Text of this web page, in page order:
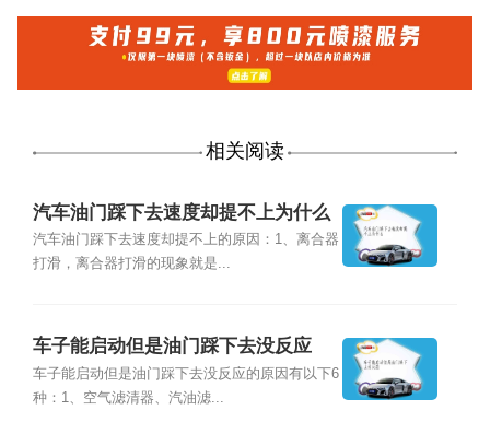
相关阅读
汽车油门踩下去速度却提不上为什么
汽车油门踩下去速度却提不上的原因：1、离合器
打滑，离合器打滑的现象就是...
车子能启动但是油门踩下去没反应
车子能启动但是油门踩下去没反应的原因有以下6
种：1、空气滤清器、汽油滤...